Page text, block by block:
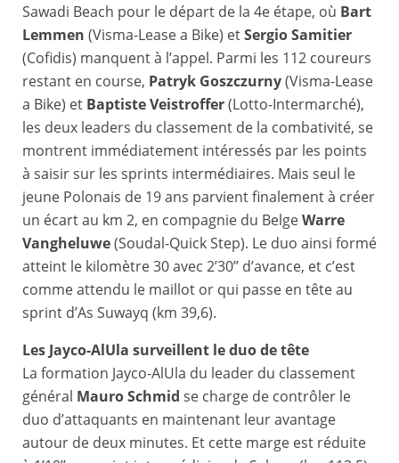
Sawadi Beach pour le départ de la 4e étape, où Bart
Lemmen (Visma-Lease a Bike) etSergio Samitier
(Cofidis) manquent à l’appel. Parmi les 112 coureurs
restant en course, Patryk Goszczurny(Visma-Lease
a Bike) et Baptiste Veistroffer(Lotto-Intermarché),
les deux leaders du classement de la combativité, se
montrent immédiatement intéressés par les points
à saisir sur les sprints intermédiaires. Mais seul le
jeune Polonais de 19 ans parvient finalement à créer
un écart au km 2, en compagnie du BelgeWarre
Vangheluwe(Soudal-Quick Step). Le duo ainsi formé
atteint le kilomètre 30 avec 2’30’’ d’avance, et c’est
comme attendu le maillot or qui passe en tête au
sprint d’As Suwayq (km 39,6).
Les Jayco-AlUla surveillent le duo de tête
La formation Jayco-AlUla du leader du classement
général Mauro Schmid se charge de contrôler le
duo d’attaquants en maintenant leur avantage
autour de deux minutes. Et cette marge est réduite